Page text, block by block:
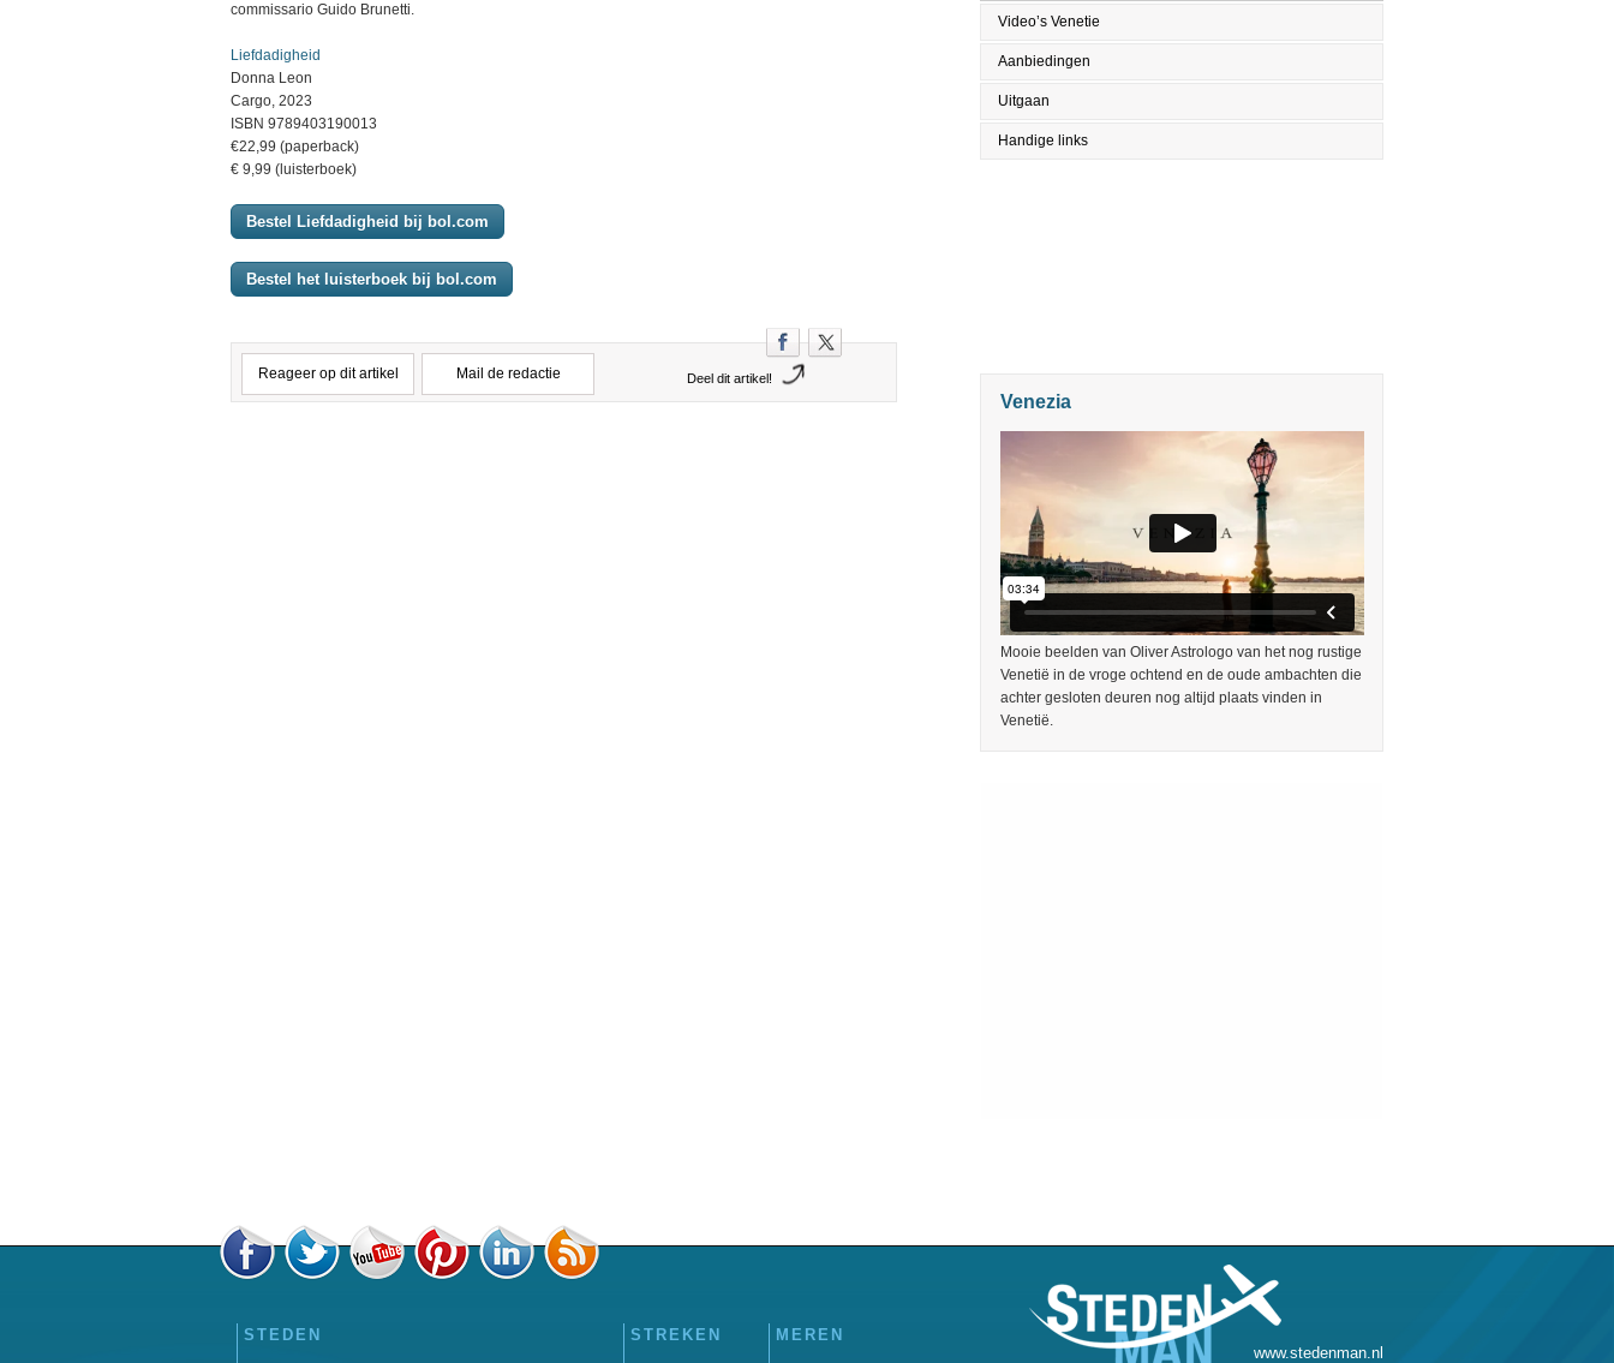
commissario Guido Brunetti.
Liefdadigheid
Donna Leon
Cargo, 2023
ISBN 9789403190013
€22,99 (paperback)
€ 9,99 (luisterboek)
Bestel Liefdadigheid bij bol.com
Bestel het luisterboek bij bol.com
Reageer op dit artikel Mail de redactie Deel dit artikel!
Video’s Venetie
Aanbiedingen
Uitgaan
Handige links
Venezia
Mooie beelden van Oliver Astrologo van het nog rustige
Venetië in de vroge ochtend en de oude ambachten die
achter gesloten deuren nog altijd plaats vinden in
Venetië.
STEDEN STREKEN
MEREN
www.stedenman.nl